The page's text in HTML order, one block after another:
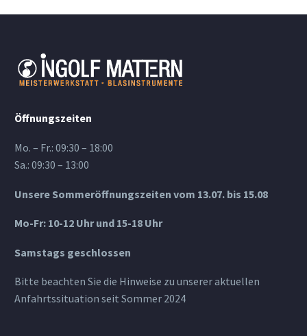
Öffnungszeiten
Mo. – Fr.: 09:30 – 18:00
Sa.: 09:30 – 13:00
Unsere Sommeröffnungszeiten vom 13.07. bis 15.08
Mo-Fr: 10-12 Uhr und 15-18 Uhr
Samstags geschlossen
Bitte beachten Sie die Hinweise zu unserer aktuellen
Anfahrtssituation seit Sommer 2024